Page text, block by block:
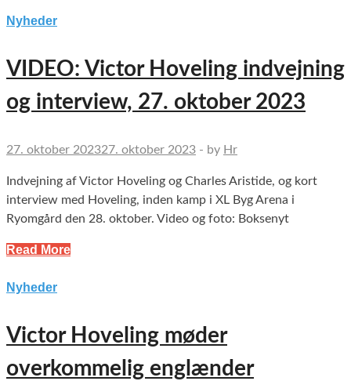
Nyheder
VIDEO: Victor Hoveling indvejning
og interview, 27. oktober 2023
27. oktober 202327. oktober 2023 - by Hr
Indvejning af Victor Hoveling og Charles Aristide, og kort
interview med Hoveling, inden kamp i XL Byg Arena i
Ryomgård den 28. oktober. Video og foto: Boksenyt
Read More
Nyheder
Victor Hoveling møder
overkommelig englænder